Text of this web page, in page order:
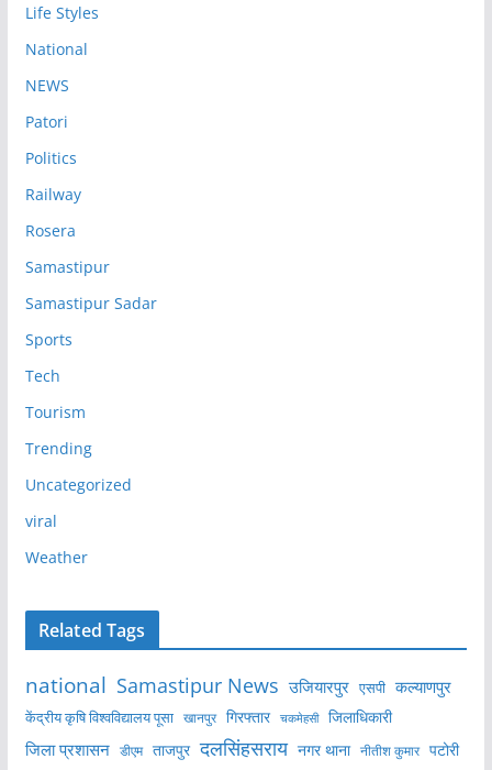
Life Styles
National
NEWS
Patori
Politics
Railway
Rosera
Samastipur
Samastipur Sadar
Sports
Tech
Tourism
Trending
Uncategorized
viral
Weather
Related Tags
national Samastipur News उजियारपुर एसपी कल्याणपुर
केंद्रीय कृषि विश्वविद्यालय पूसा खानपुर गिरफ्तार चकमेहसी जिलाधिकारी
जिला प्रशासन डीएम ताजपुर दलसिंहसराय नगर थाना नीतीश कुमार पटोरी